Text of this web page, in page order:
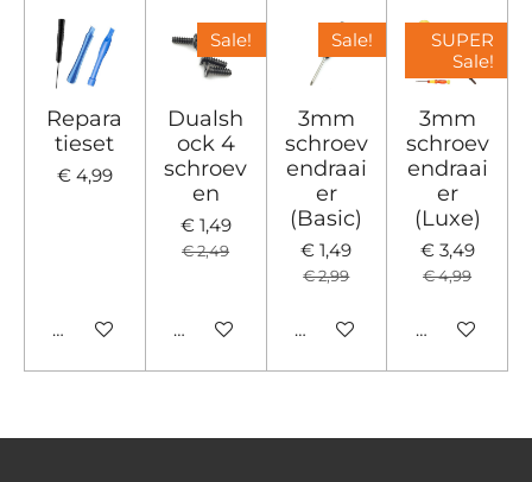
Repara
tieset
€ 4,99
In winkelwagen
Sale!
Dualsh
ock 4
schroev
en
€ 1,49
€ 2,49
In winkelwagen
Sale!
3mm
schroev
endraai
er
(Basic)
€ 1,49
€ 2,99
In winkelwagen
SUPER
Sale!
3mm
schroev
endraai
er
(Luxe)
€ 3,49
€ 4,99
In